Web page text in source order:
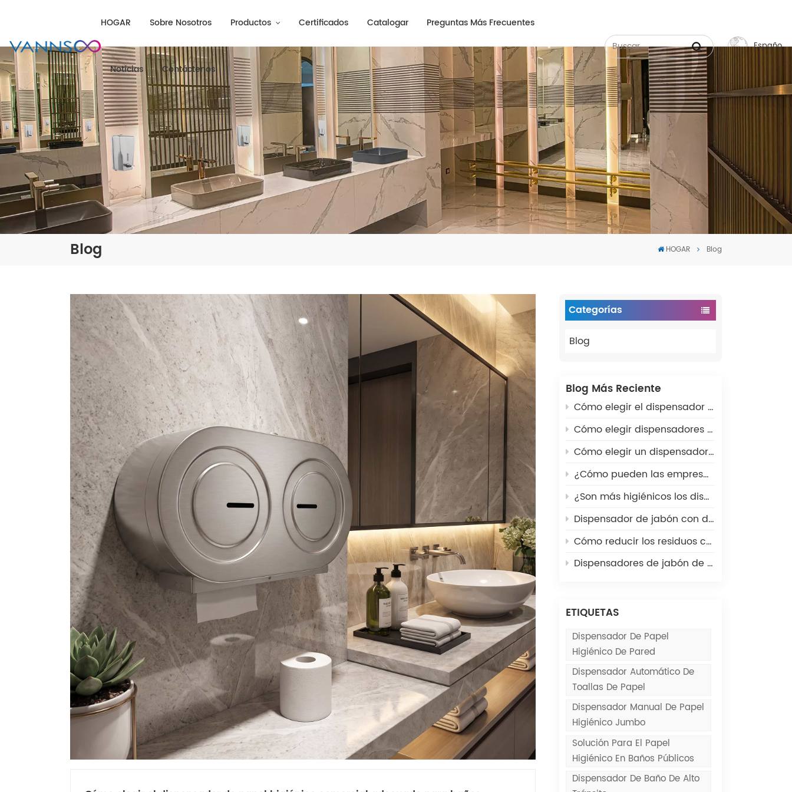
HOGAR Sobre Nosotros Productos Certificados Catalogar Preguntas Más Frecuentes
Noticias Contáctenos
Español
English
Русский
Español
中文
Blog HOGAR Blog
Categorías
Blog
Blog Más Reciente
Cómo elegir el dispensador de papel higiénico comercial adecuado para baños públicos
Cómo elegir dispensadores de papel higiénico para baños comerciales: guía completa de compra
Cómo elegir un dispensador de jabón comercial de pared para baños públicos
¿Cómo pueden las empresas ahorrar dinero con los dispensadores de baño adecuados?
¿Son más higiénicos los dispensadores de jabón automáticos?
Dispensador de jabón con detección automática o con presión manual: ¿cuál debería elegir?
Cómo reducir los residuos con dispensadores de toallas de papel comerciales
Dispensadores de jabón de acero inoxidable vs. dispensadores de jabón de plástico: ¿cuál dura más?
ETIQUETAS
Dispensador De Papel
Higiénico De Pared
Dispensador Automático De
Toallas De Papel
Dispensador Manual De Papel
Higiénico Jumbo
Solución Para El Papel
Higiénico En Baños Públicos
Dispensador De Baño De Alto